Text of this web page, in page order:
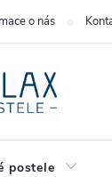
o nás
postele